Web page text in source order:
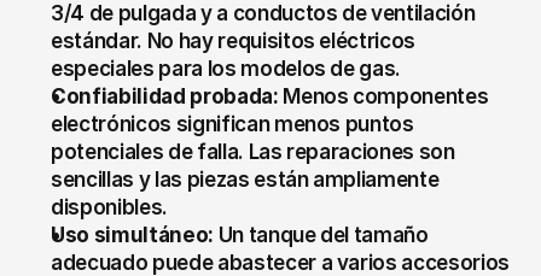
3/4 de pulgada y a conductos de ventilación
estándar. No hay requisitos eléctricos
especiales para los modelos de gas.
Confiabilidad probada: Menos componentes
electrónicos significan menos puntos
potenciales de falla. Las reparaciones son
sencillas y las piezas están ampliamente
disponibles.
Uso simultáneo: Un tanque del tamaño
adecuado puede abastecer a varios accesorios